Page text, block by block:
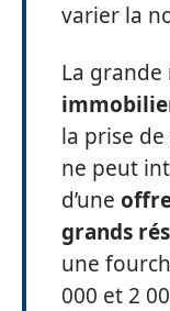
varier la
La
la prise
ne peut
d’une
grands
une
000 et 2